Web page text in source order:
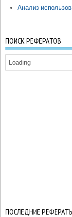
Анализ
ПОИСК РЕФЕРАТОВ
Loading
ПОСЛЕДНИЕ